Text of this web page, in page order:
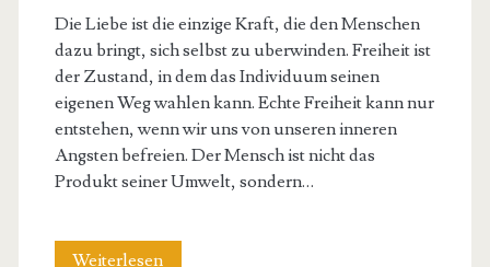
Die Liebe ist die einzige Kraft, die den Menschen
dazu bringt, sich selbst zu uberwinden. Freiheit ist
der Zustand, in dem das Individuum seinen
eigenen Weg wahlen kann. Echte Freiheit kann nur
entstehen, wenn wir uns von unseren inneren
Angsten befreien. Der Mensch ist nicht das
Produkt seiner Umwelt, sondern…
WeiterlesenInspirierende